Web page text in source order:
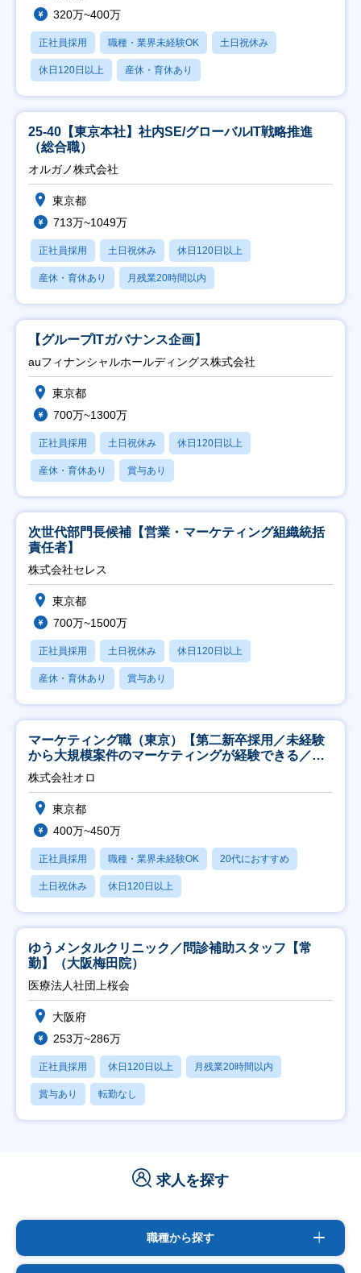
320万~400万
正社員採用 職種・業界未経験OK 土日祝休み
休日120日以上 産休・育休あり
25-40【東京本社】社内SE/グローバルIT戦略推進
（総合職）
オルガノ株式会社
東京都
713万~1049万
正社員採用 土日祝休み 休日120日以上
産休・育休あり 月残業20時間以内
【グループITガバナンス企画】
auフィナンシャルホールディングス株式会社
東京都
700万~1300万
正社員採用 土日祝休み 休日120日以上
産休・育休あり 賞与あり
次世代部門長候補【営業・マーケティング組織統括
責任者】
株式会社セレス
東京都
700万~1500万
正社員採用 土日祝休み 休日120日以上
産休・育休あり 賞与あり
マーケティング職（東京）【第二新卒採用／未経験
から大規模案件のマーケティングが経験できる／研
修充実】
株式会社オロ
東京都
400万~450万
正社員採用 職種・業界未経験OK 20代におすすめ
土日祝休み 休日120日以上
ゆうメンタルクリニック／問診補助スタッフ【常
勤】（大阪梅田院）
医療法人社団上桜会
大阪府
253万~286万
正社員採用 休日120日以上 月残業20時間以内
賞与あり 転勤なし
求人を探す
職種から探す